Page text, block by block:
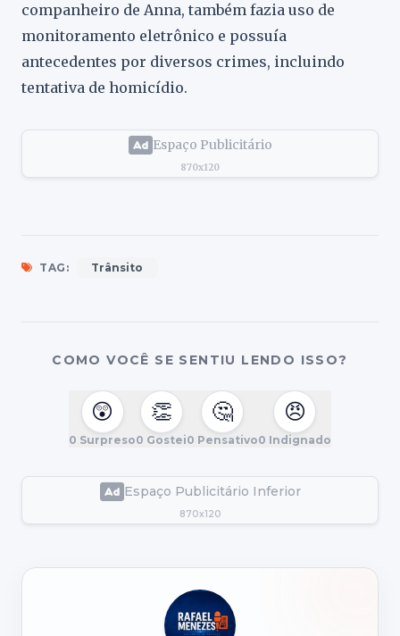
companheiro de Anna, também fazia uso de
monitoramento eletrônico e possuía
antecedentes por diversos crimes, incluindo
tentativa de homicídio.
Espaço Publicitário
870x120
TAG: Trânsito
COMO VOCÊ SE SENTIU LENDO ISSO?
😲
0 Surpreso
👏
0 Gostei
🤔
0 Pensativo
😠
0 Indignado
Espaço Publicitário Inferior
870x120